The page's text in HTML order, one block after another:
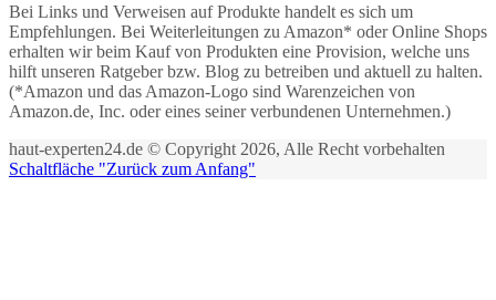
Bei Links und Verweisen auf Produkte handelt es sich um
Empfehlungen. Bei Weiterleitungen zu Amazon* oder Online Shops
erhalten wir beim Kauf von Produkten eine Provision, welche uns
hilft unseren Ratgeber bzw. Blog zu betreiben und aktuell zu halten.
(*Amazon und das Amazon-Logo sind Warenzeichen von
Amazon.de, Inc. oder eines seiner verbundenen Unternehmen.)
haut-experten24.de © Copyright 2026, Alle Recht vorbehalten
Schaltfläche "Zurück zum Anfang"